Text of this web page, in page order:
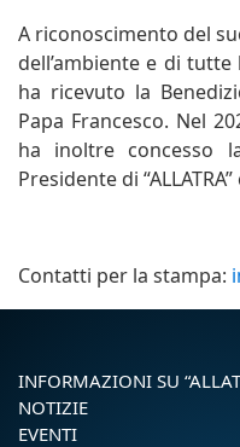
A riconoscimento del
dell’ambiente e di tutte
ha ricevuto la
Papa Francesco. Nel
ha inoltre concesso
Presidente di
Contatti per la stampa:
INFORMAZIONI SU
NOTIZIE
EVENTI